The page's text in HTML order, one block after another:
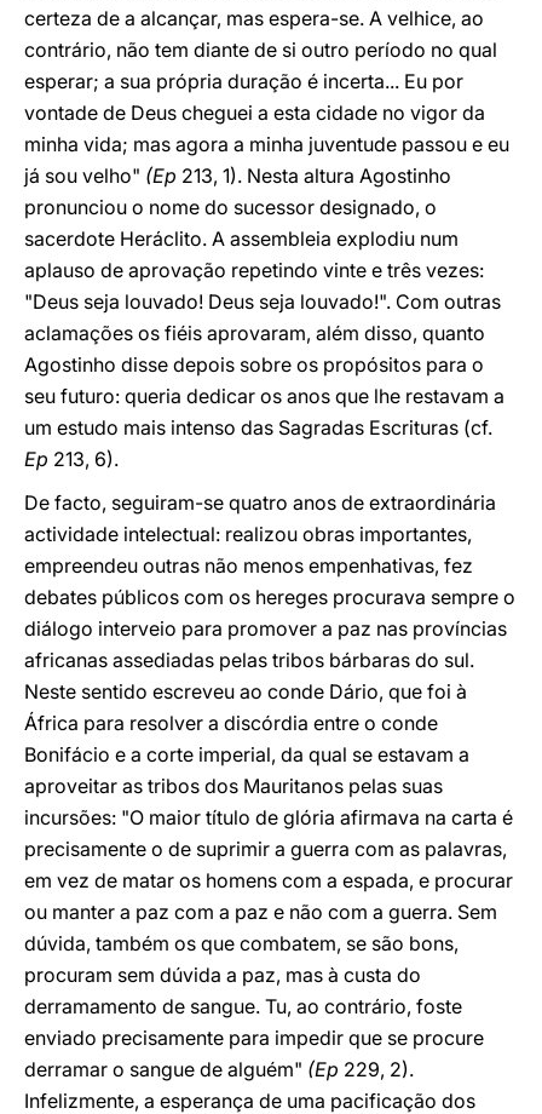
certeza de a alcançar, mas espera-se. A velhice, ao
contrário, não tem diante de si outro período no qual
esperar; a sua própria duração é incerta... Eu por
vontade de Deus cheguei a esta cidade no vigor da
minha vida; mas agora a minha juventude passou e eu
já sou velho" (Ep 213, 1). Nesta altura Agostinho
pronunciou o nome do sucessor designado, o
sacerdote Heráclito. A assembleia explodiu num
aplauso de aprovação repetindo vinte e três vezes:
"Deus seja louvado! Deus seja louvado!". Com outras
aclamações os fiéis aprovaram, além disso, quanto
Agostinho disse depois sobre os propósitos para o
seu futuro: queria dedicar os anos que lhe restavam a
um estudo mais intenso das Sagradas Escrituras (cf.
Ep 213, 6).
De facto, seguiram-se quatro anos de extraordinária
actividade intelectual: realizou obras importantes,
empreendeu outras não menos empenhativas, fez
debates públicos com os hereges procurava sempre o
diálogo interveio para promover a paz nas províncias
africanas assediadas pelas tribos bárbaras do sul.
Neste sentido escreveu ao conde Dário, que foi à
África para resolver a discórdia entre o conde
Bonifácio e a corte imperial, da qual se estavam a
aproveitar as tribos dos Mauritanos pelas suas
incursões: "O maior título de glória afirmava na carta é
precisamente o de suprimir a guerra com as palavras,
em vez de matar os homens com a espada, e procurar
ou manter a paz com a paz e não com a guerra. Sem
dúvida, também os que combatem, se são bons,
procuram sem dúvida a paz, mas à custa do
derramamento de sangue. Tu, ao contrário, foste
enviado precisamente para impedir que se procure
derramar o sangue de alguém" (Ep 229, 2).
Infelizmente, a esperança de uma pacificação dos